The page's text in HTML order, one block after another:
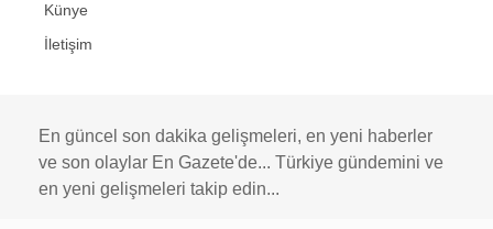
Künye
İletişim
En güncel son dakika gelişmeleri, en yeni haberler
ve son olaylar En Gazete'de... Türkiye gündemini ve
en yeni gelişmeleri takip edin...